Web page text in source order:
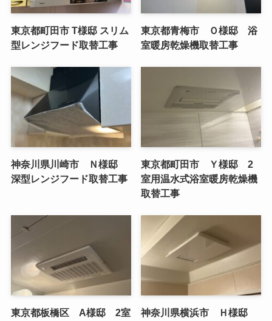
東京都町田市 T様邸 スリム
型レンジフード取替工事
東京都青梅市 Ｏ様邸 浴
室暖房乾燥機取替工事
神奈川県川崎市 Ｎ様邸
深型レンジフード取替工事
東京都町田市 Ｙ様邸 2
室用温水式浴室暖房乾燥機
取替工事
東京都板橋区 A様邸 2室
神奈川県横浜市 Ｈ様邸